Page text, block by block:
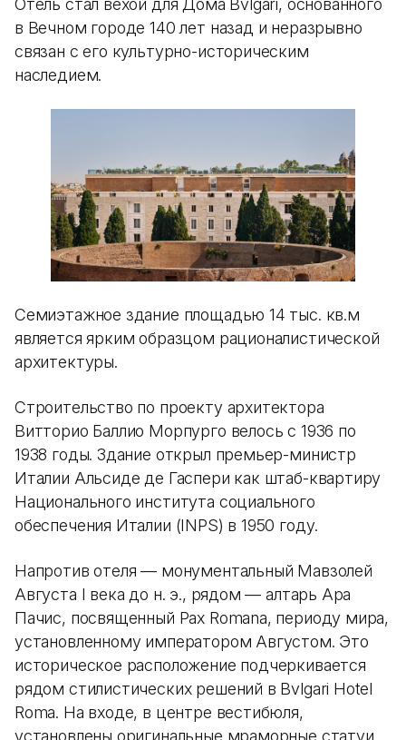
Отель стал вехой для Дома Bvlgari, основанного
в Вечном городе 140 лет назад и неразрывно
связан с его культурно-историческим
наследием.
Семиэтажное здание площадью 14 тыс. кв.м
является ярким образцом рационалистической
архитектуры.
Строительство по проекту архитектора
Витторио Баллио Морпурго велось с 1936 по
1938 годы. Здание открыл премьер-министр
Италии Альсиде де Гаспери как штаб-квартиру
Национального института социального
обеспечения Италии (INPS) в 1950 году.
Напротив отеля — монументальный Мавзолей
Августа I века до н. э., рядом — алтарь Ара
Пачис, посвященный Pax Romana, периоду мира,
установленному императором Августом. Это
историческое расположение подчеркивается
рядом стилистических решений в Bvlgari Hotel
Roma. На входе, в центре вестибюля,
установлены оригинальные мраморные статуи